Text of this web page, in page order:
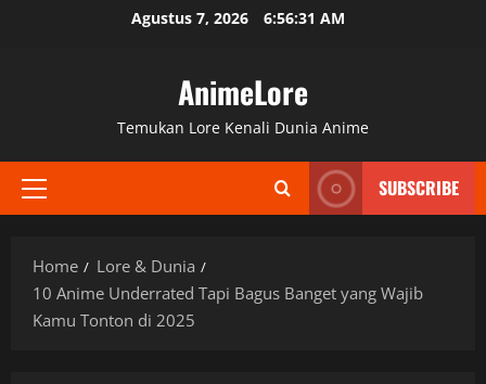
Agustus 7, 2026 6:56:32 AM
AnimeLore
Temukan Lore Kenali Dunia Anime
Primary
SUBSCRIBE
Home
Lore & Dunia
10 Anime Underrated Tapi Bagus Banget yang Wajib
Kamu Tonton di 2025